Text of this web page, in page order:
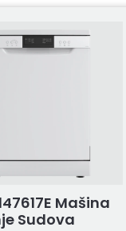
Mašina
Sudova